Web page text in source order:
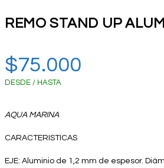
REMO STAND UP
$75.000
DESDE / HASTA
AQUA MARINA
CARACTERISTICAS
EJE: Aluminio de 1,2 mm de espesor.